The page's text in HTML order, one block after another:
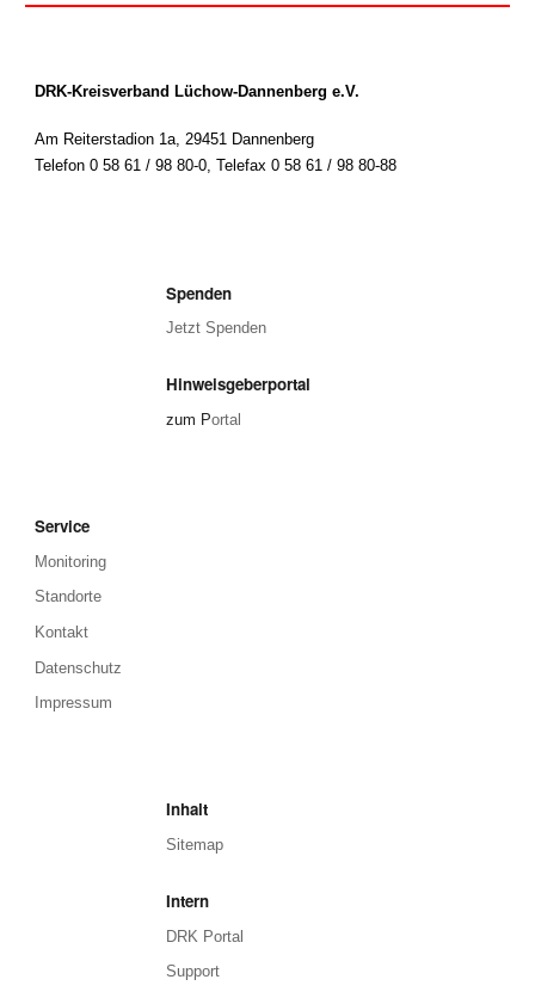
DRK-Kreisverband Lüchow-Dannenberg e.V.
Am Reiterstadion 1a, 29451 Dannenberg
Telefon 0 58 61 / 98 80-0,Telefax 0 58 61 / 98 80-88
Spenden
Jetzt Spenden
Hinweisgeberportal
zum Portal
Service
Monitoring
Standorte
Kontakt
Datenschutz
Impressum
Inhalt
Sitemap
Intern
DRK Portal
Support